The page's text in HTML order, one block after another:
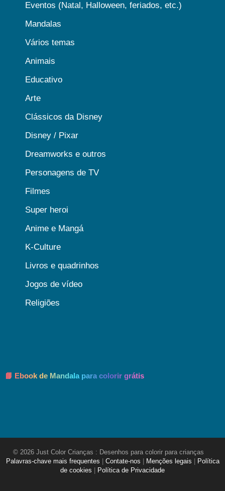
Eventos (Natal, Halloween, feriados, etc.)
Mandalas
Vários temas
Animais
Educativo
Arte
Clássicos da Disney
Disney / Pixar
Dreamworks e outros
Personagens de TV
Filmes
Super heroi
Anime e Mangá
K-Culture
Livros e quadrinhos
Jogos de vídeo
Religiões
📘 Ebook de Mandala para colorir grátis
© 2026 Just Color Crianças : Desenhos para colorir para crianças
Palavras-chave mais frequentes
Contate-nos Menções legais
Política
de cookies
Política de Privacidade